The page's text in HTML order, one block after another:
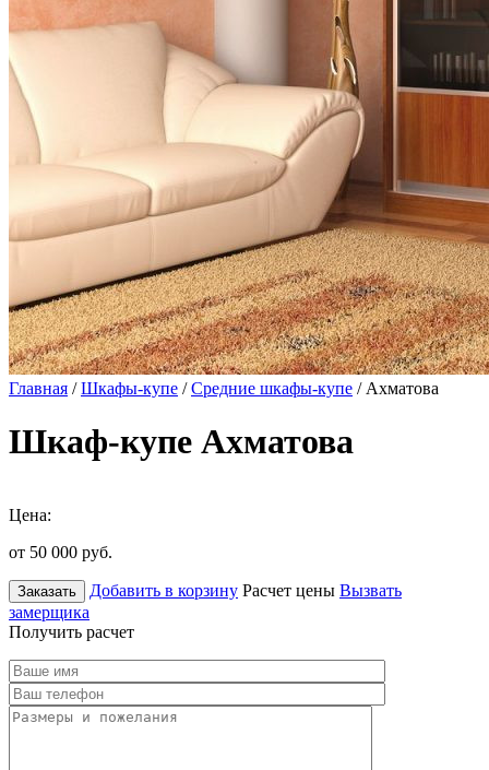
Главная /Шкафы-купе /Средние шкафы-купе / Ахматова
Шкаф-купе Ахматова
Цена:
от 50 000 руб.
Заказать Добавить в корзину Расчет цены Вызвать
замерщика
Получить расчет